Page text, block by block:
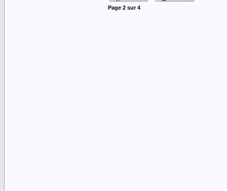
Page 2 sur4